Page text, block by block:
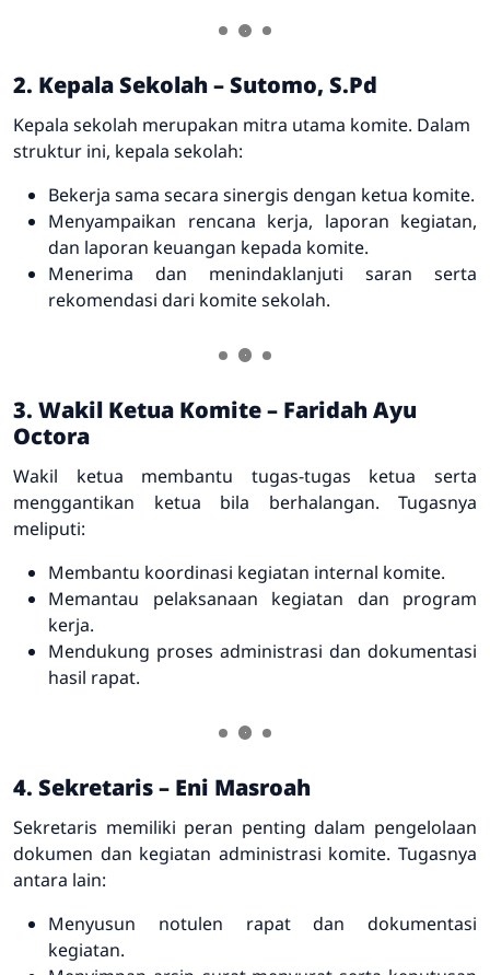
2. Kepala Sekolah – Sutomo, S.Pd
Kepala sekolah merupakan mitra utama komite. Dalam
struktur ini, kepala sekolah:
Bekerja sama secara sinergis dengan ketua komite.
Menyampaikan rencana kerja, laporan kegiatan,
dan laporan keuangan kepada komite.
Menerima dan menindaklanjuti saran serta
rekomendasi dari komite sekolah.
3. Wakil Ketua Komite – Faridah Ayu
Octora
Wakil ketua membantu tugas-tugas ketua serta
menggantikan ketua bila berhalangan. Tugasnya
meliputi:
Membantu koordinasi kegiatan internal komite.
Memantau pelaksanaan kegiatan dan program
kerja.
Mendukung proses administrasi dan dokumentasi
hasil rapat.
4. Sekretaris – Eni Masroah
Sekretaris memiliki peran penting dalam pengelolaan
dokumen dan kegiatan administrasi komite. Tugasnya
antara lain:
Menyusun notulen rapat dan dokumentasi
kegiatan.